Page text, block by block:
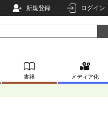
新規登録 ログイン
書籍 メディア化